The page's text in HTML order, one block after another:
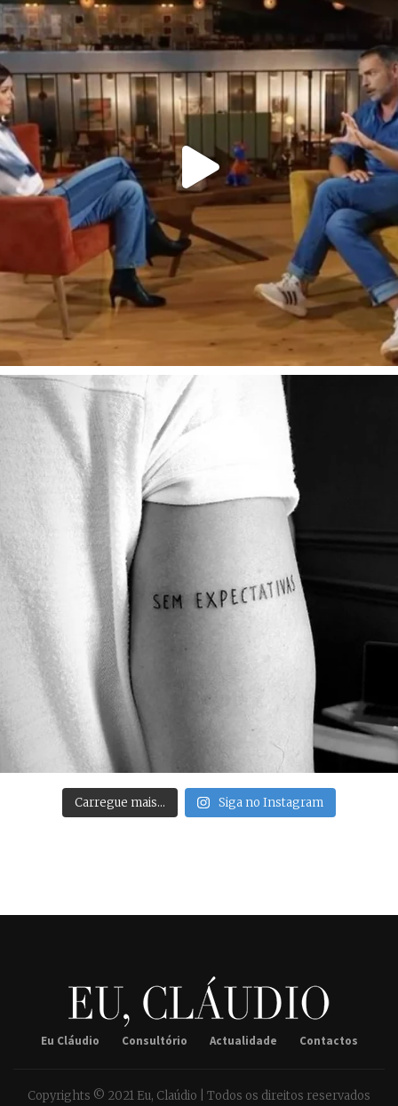
Carregue mais… Siga no Instagram
Eu Cláudio Consultório Actualidade Contactos
Copyrights © 2021 Eu, Claúdio | Todos os direitos reservados